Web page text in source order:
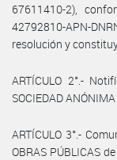
67611410-2),
42792810-APN-
resolución y
ARTÍCULO 2°.-
SOCIEDAD
ARTÍCULO 3°.-
OBRAS PÚBLICAS